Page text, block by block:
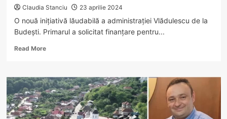
Claudia Stanciu 23 aprilie 2024
O nouă inițiativă lăudabilă a administrației Vlădulescu de la
Budești. Primarul a solicitat finanțare pentru...
Read MoreRead
Dispensar
nou,
centru
de
zi